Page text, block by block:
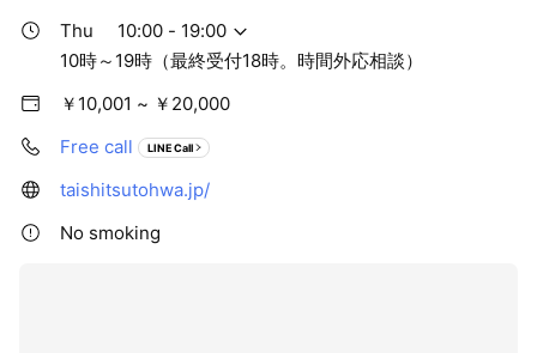
Thu
10:00 - 19:00
10時～19時（最終受付18時。時間外応相談）
￥10,001 ~ ￥20,000
Free call
LINE Call
taishitsutohwa.jp/
No smoking